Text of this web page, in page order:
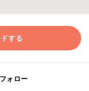
する
ォロー